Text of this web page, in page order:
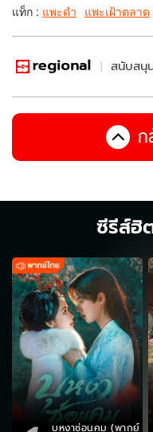
แท็ก : แพะดำ แพะเฝ้าตลาด
สนับสนุ
ก
ซีรีส์ฮิ
บุหงาซ่อนคม (พากย์